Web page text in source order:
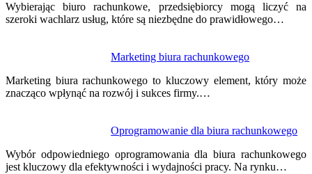
Wybierając biuro rachunkowe, przedsiębiorcy mogą liczyć na
szeroki wachlarz usług, które są niezbędne do prawidłowego…
Marketing biura rachunkowego
Marketing biura rachunkowego to kluczowy element, który może
znacząco wpłynąć na rozwój i sukces firmy.…
Oprogramowanie dla biura rachunkowego
Wybór odpowiedniego oprogramowania dla biura rachunkowego
jest kluczowy dla efektywności i wydajności pracy. Na rynku…